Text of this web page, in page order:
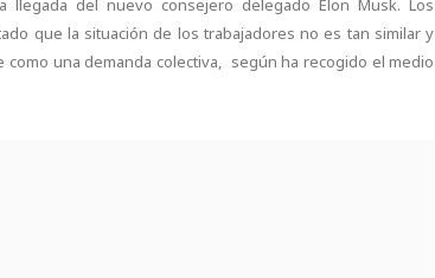
del nuevo consejero delegado Elon Musk. Los
que la situación de los trabajadores no es tan similar y
una demanda colectiva, según ha recogido el medio